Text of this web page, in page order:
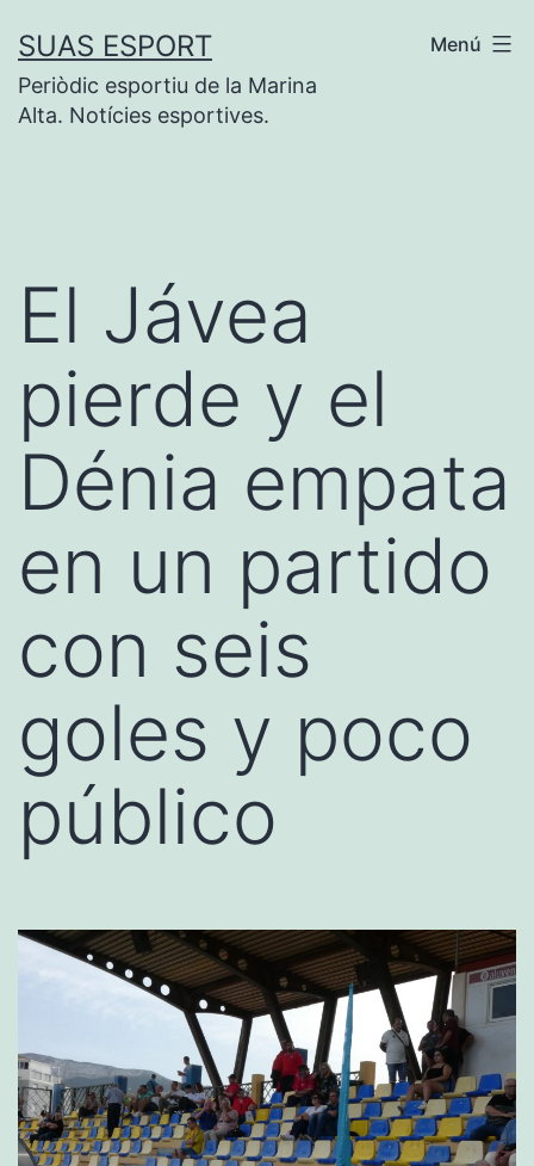
contenido
SUAS ESPORT
Periòdic esportiu de la Marina
Alta. Notícies esportives.
Menú
El Jávea
pierde y el
Dénia empata
en un partido
con seis
goles y poco
público